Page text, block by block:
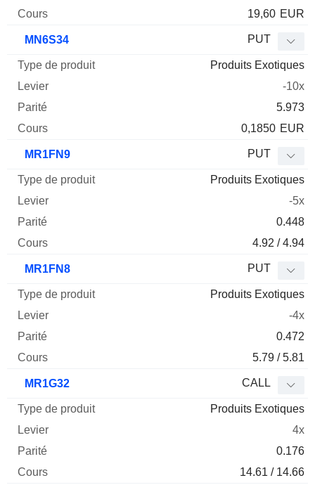
19,60 EUR
MN6S34 PUT
Produits Exotiques
-10x
5.973
0,1850 EUR
MR1FN9 PUT
Produits Exotiques
-5x
0.448
4.92 / 4.94
MR1FN8 PUT
Produits Exotiques
-4x
0.472
5.79 / 5.81
MR1G32 CALL
Produits Exotiques
4x
0.176
14.61 / 14.66